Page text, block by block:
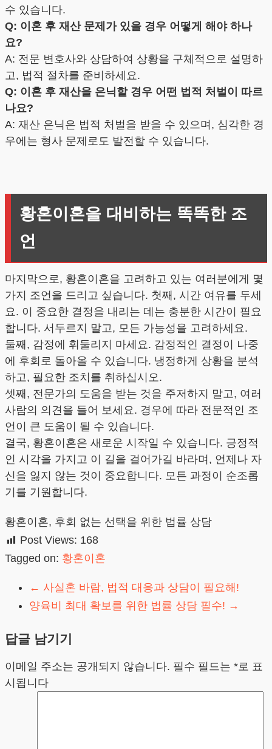
수 있습니다.
Q: 이혼 후 재산 문제가 있을 경우 어떻게 해야 하나
요?
A: 전문 변호사와 상담하여 상황을 구체적으로 설명하
고, 법적 절차를 준비하세요.
Q: 이혼 후 재산을 은닉할 경우 어떤 법적 처벌이 따르
나요?
A: 재산 은닉은 법적 처벌을 받을 수 있으며, 심각한 경
우에는 형사 문제로도 발전할 수 있습니다.
황혼이혼을 대비하는 똑똑한 조
언
마지막으로, 황혼이혼을 고려하고 있는 여러분에게 몇
가지 조언을 드리고 싶습니다. 첫째, 시간 여유를 두세
요. 이 중요한 결정을 내리는 데는 충분한 시간이 필요
합니다. 서두르지 말고, 모든 가능성을 고려하세요.
둘째, 감정에 휘둘리지 마세요. 감정적인 결정이 나중
에 후회로 돌아올 수 있습니다. 냉정하게 상황을 분석
하고, 필요한 조치를 취하십시오.
셋째, 전문가의 도움을 받는 것을 주저하지 말고, 여러
사람의 의견을 들어 보세요. 경우에 따라 전문적인 조
언이 큰 도움이 될 수 있습니다.
결국, 황혼이혼은 새로운 시작일 수 있습니다. 긍정적
인 시각을 가지고 이 길을 걸어가길 바라며, 언제나 자
신을 잃지 않는 것이 중요합니다. 모든 과정이 순조롭
기를 기원합니다.
황혼이혼, 후회 없는 선택을 위한 법률 상담
Post Views: 168
Tagged on: 황혼이혼
← 사실혼 바람, 법적 대응과 상담이 필요해!
양육비 최대 확보를 위한 법률 상담 필수! →
답글 남기기
이메일 주소는 공개되지 않습니다. 필수 필드는 *로 표
시됩니다